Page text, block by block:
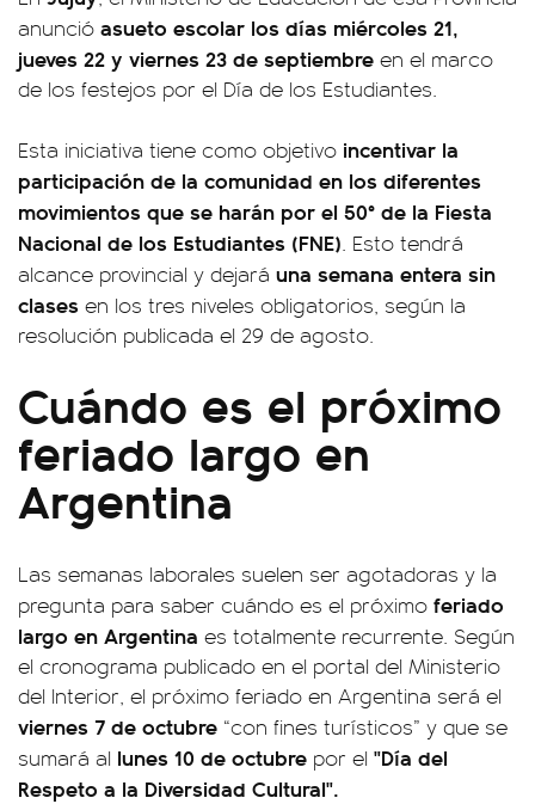
anunció asueto escolar los días miércoles 21,
jueves 22 y viernes 23 de septiembre en el marco
de los festejos por el Día de los Estudiantes.
Esta iniciativa tiene como objetivo incentivar la
participación de la comunidad en los diferentes
movimientos que se harán por el 50° de la Fiesta
Nacional de los Estudiantes (FNE). Esto tendrá
alcance provincial y dejará una semana entera sin
clases en los tres niveles obligatorios, según la
resolución publicada el 29 de agosto.
Cuándo es el próximo
feriado largo en
Argentina
Las semanas laborales suelen ser agotadoras y la
pregunta para saber cuándo es el próximo feriado
largo en Argentina es totalmente recurrente. Según
el cronograma publicado en el portal del Ministerio
del Interior, el próximo feriado en Argentina será el
viernes 7 de octubre “con fines turísticos” y que se
sumará al lunes 10 de octubre por el "Día del
Respeto a la Diversidad Cultural".